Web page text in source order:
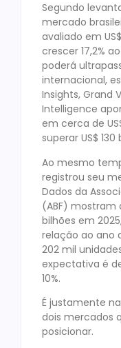
Segundo
mercado
avaliado em
crescer 17,2%
poderá
internacional,
Insights, Grand
Intelligence
em cerca de
superar US$
Ao mesmo
registrou seu
Dados da
(ABF) mostram
bilhões em
relação ao ano
202 mil
expectativa é
10%.
É justamente
dois mercados
posicionar.